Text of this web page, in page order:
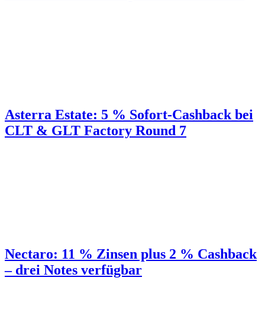
Asterra Estate: 5 % Sofort-Cashback bei
CLT & GLT Factory Round 7
Nectaro: 11 % Zinsen plus 2 % Cashback
– drei Notes verfügbar